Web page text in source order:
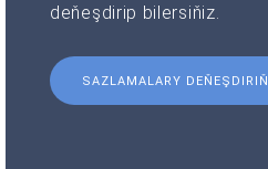
deňeşdirip bilersiňiz.
SAZLAMALARY DEŇEŞDIRIŇ